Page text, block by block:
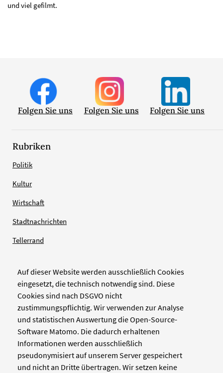
Auf dieser Website werden ausschließlich Cookies
eingesetzt, die technisch notwendig sind. Diese
Cookies sind nach DSGVO nicht
zustimmungspflichtig. Wir verwenden zur Analyse
und statistischen Auswertung die Open-Source-
Software Matomo. Die dadurch erhaltenen
Informationen werden ausschließlich
pseudonymisiert auf unserem Server gespeichert
und nicht an Dritte übertragen. Wir setzen keine
und viel gefilmt.
Folgen Sie uns Folgen Sie uns Folgen Sie uns
Rubriken
Politik
Kultur
Wirtschaft
Stadtnachrichten
Tellerrand
Verlag
Zellwerk GmbH & Co KG
Pinienstraße 2
40233 Düsseldorf
www.zellwerk.com